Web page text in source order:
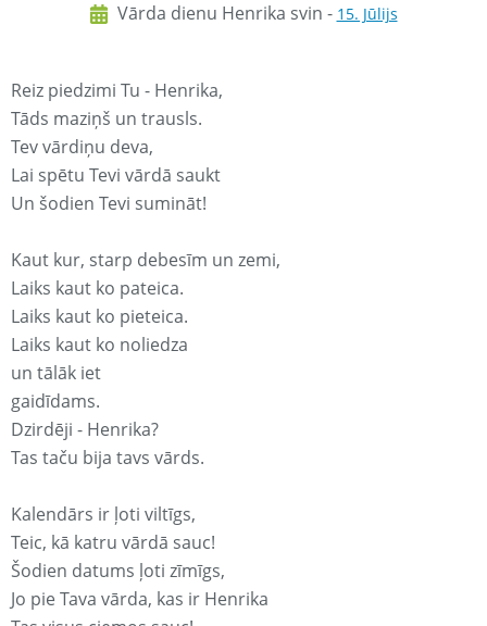
Vārda dienu Henrika svin - 15. Jūlijs
Reiz piedzimi Tu - Henrika,
Tāds maziņš un trausls.
Tev vārdiņu deva,
Lai spētu Tevi vārdā saukt
Un šodien Tevi sumināt!
Kaut kur, starp debesīm un zemi,
Laiks kaut ko pateica.
Laiks kaut ko pieteica.
Laiks kaut ko noliedza
un tālāk iet
gaidīdams.
Dzirdēji - Henrika?
Tas taču bija tavs vārds.
Kalendārs ir ļoti viltīgs,
Teic, kā katru vārdā sauc!
Šodien datums ļoti zīmīgs,
Jo pie Tava vārda, kas ir Henrika